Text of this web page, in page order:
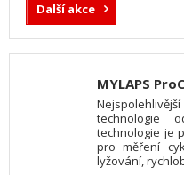
Další akce
MYLAPS
technologie
technologie je
pro měření
lyžování,